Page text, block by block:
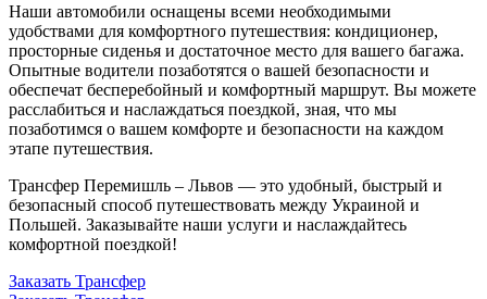
Наши автомобили оснащены всеми необходимыми
удобствами для комфортного путешествия: кондиционер,
просторные сиденья и достаточное место для вашего багажа.
Опытные водители позаботятся о вашей безопасности и
обеспечат бесперебойный и комфортный маршрут. Вы можете
расслабиться и наслаждаться поездкой, зная, что мы
позаботимся о вашем комфорте и безопасности на каждом
этапе путешествия.
Трансфер Перемишль – Львов — это удобный, быстрый и
безопасный способ путешествовать между Украиной и
Польшей. Заказывайте наши услуги и наслаждайтесь
комфортной поездкой!
Заказать Трансфер